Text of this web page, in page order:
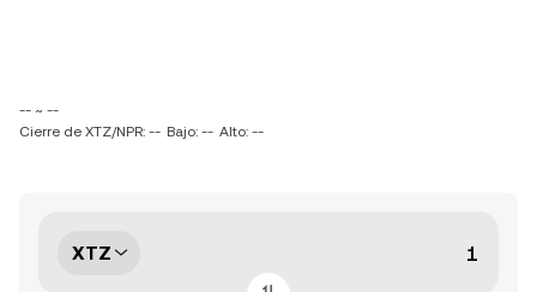
-- ~ --
Cierre de XTZ/NPR: -- Bajo: -- Alto: --
XTZ